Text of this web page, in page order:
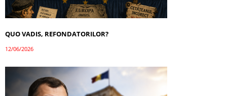
QUO VADIS, REFONDATORILOR?
12/06/2026